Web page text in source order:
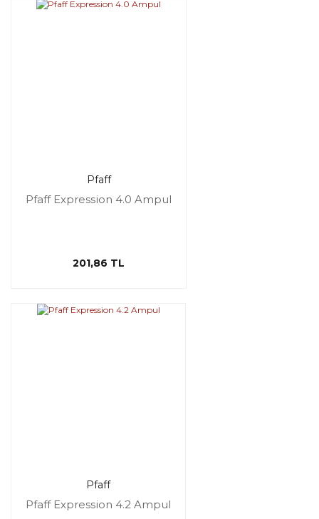
Pfaff
Pfaff Expression 4.0 Ampul
201,86 TL
Pfaff
Pfaff Expression 4.2 Ampul